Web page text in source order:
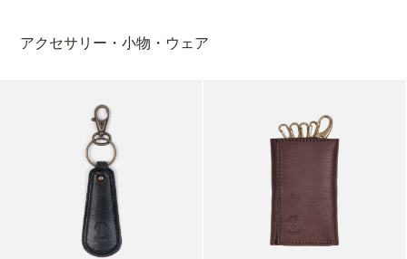
アクセサリー・小物・ウェア